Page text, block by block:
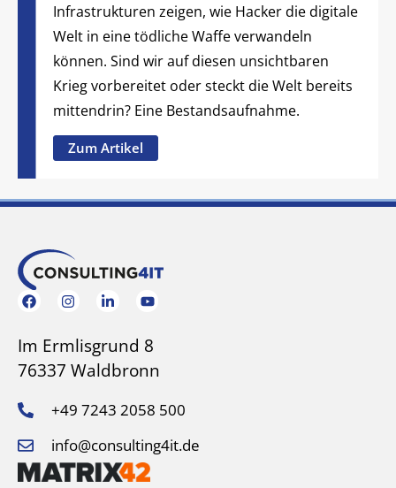
Infrastrukturen zeigen, wie Hacker die digitale
Welt in eine tödliche Waffe verwandeln
können. Sind wir auf diesen unsichtbaren
Krieg vorbereitet oder steckt die Welt bereits
mittendrin? Eine Bestandsaufnahme.
Zum Artikel
Im Ermlisgrund 8
76337 Waldbronn
+49 7243 2058 500
info@consulting4it.de